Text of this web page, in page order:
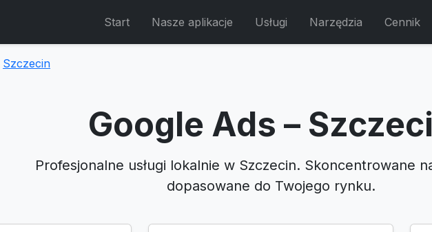
Start Nasze aplikacje Usługi Narzędzia Cennik
Szczecin
Google Ads –
Profesjonalne usługi lokalnie w Szczecin. Skoncentrowane
dopasowane do Twojego rynku.